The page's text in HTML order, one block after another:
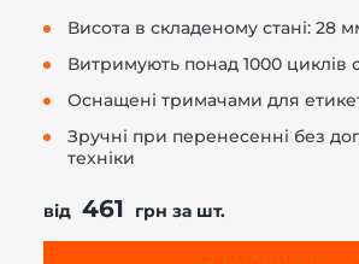
Висота в складеному стані: 28
Витримують понад 1000 циклів
Оснащені тримачами для
Зручні при перенесенні без
техніки
від 461 грн за шт.